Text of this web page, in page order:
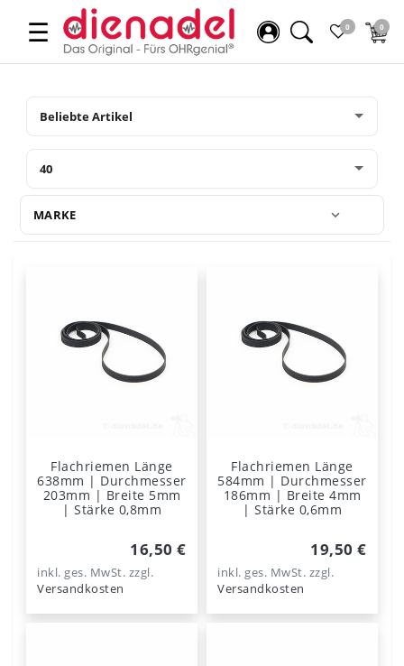
☰ 0 0
MARKE
Flachriemen Länge
638mm | Durchmesser
203mm | Breite 5mm
| Stärke 0,8mm
16,50 €
inkl. ges. MwSt. zzgl.
Versandkosten
Flachriemen Länge
584mm | Durchmesser
186mm | Breite 4mm
| Stärke 0,6mm
19,50 €
inkl. ges. MwSt. zzgl.
Versandkosten